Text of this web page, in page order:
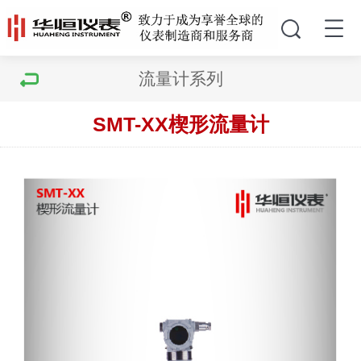
流量计系列
SMT-XX楔形流量计